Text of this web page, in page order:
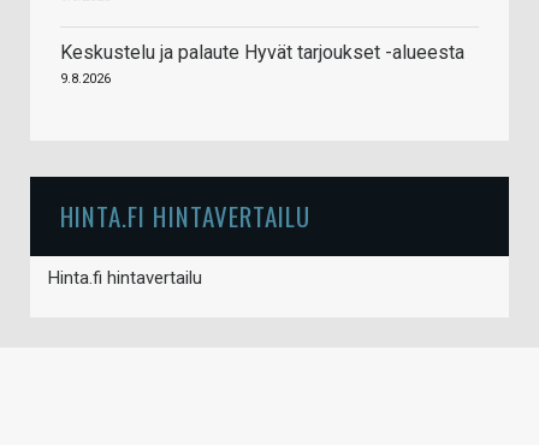
Keskustelu ja palaute Hyvät tarjoukset -alueesta
9.8.2026
HINTA.FI HINTAVERTAILU
Hinta.fi hintavertailu